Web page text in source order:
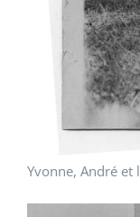
Yvonne, André et